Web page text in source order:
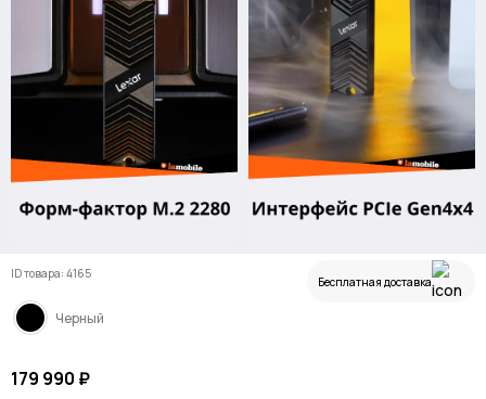
Бесплатная доставка
ID товара: 4165
Черный
179 990 ₽